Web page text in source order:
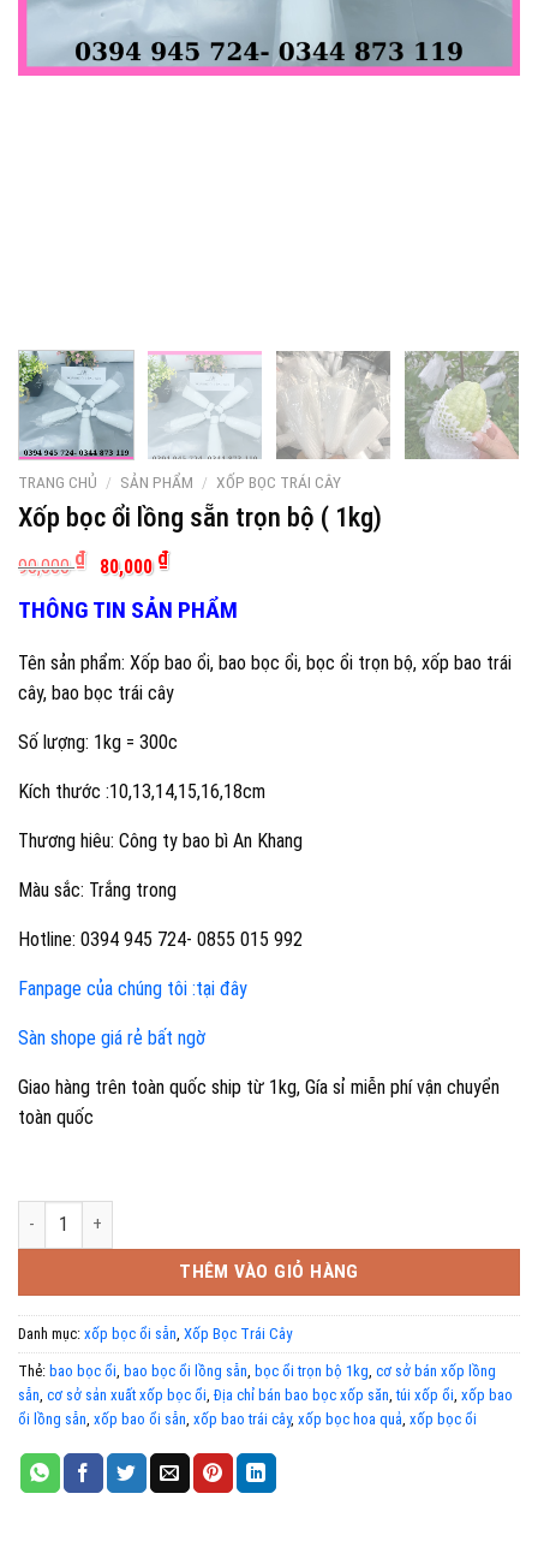
TRANG CHỦ / SẢN PHẨM / XỐP BỌC TRÁI CÂY
Xốp bọc ổi lồng sẵn trọn bộ ( 1kg)
90,000₫
Giá
gốc
90,000 ₫.
80,000 ₫Giá
hiện
là:
THÔNG TIN SẢN PHẨM
Tên sản phẩm: Xốp bao ổi, bao bọc ổi, bọc ổi trọn bộ, xốp bao trái
cây, bao bọc trái cây
Số lượng: 1kg = 300c
Kích thước :10,13,14,15,16,18cm
Thương hiêu: Công ty bao bì An Khang
Màu sắc: Trắng trong
Hotline: 0394 945 724- 0855 015 992
Fanpage của chúng tôi :tại đây
Sàn shope giá rẻ bất ngờ
Giao hàng trên toàn quốc ship từ 1kg, Gía sỉ miễn phí vận chuyển
toàn quốc
Xốp bọc ổi lồng sẵn trọn bộ ( 1kg) số lượng
THÊM VÀO GIỎ HÀNG
Danh mục: xốp bọc ổi sẵn Xốp Bọc Trái Cây
Thẻ: bao bọc ổi bao bọc ổi lồng sẵn bọc ổi trọn bộ 1kg cơ sở bán xốp lồng
sẵn cơ sở sản xuất xốp bọc ổi Địa chỉ bán bao bọc xốp săn ,túi xốp ổi xốp bao
ổi lồng sẵn xốp bao ổi sẵn xốp bao trái cây, xốp bọc hoa quả xốp bọc ổi